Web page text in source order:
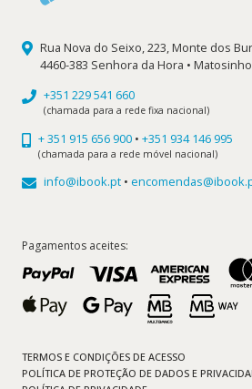
Rua Nova do Seixo, 223, Monte dos
4460-383 Senhora da Hora •
+351 229 541 660
(chamada para a rede fixa nacional)
+ 351 915 656 900 • +351 934 146 995
(chamada para a rede móvel nacional)
info@ibook.pt •
Pagamentos aceites:
TERMOS E CONDIÇÕES DE ACESSO
POLÍTICA DE PROTEÇÃO DE DADOS E